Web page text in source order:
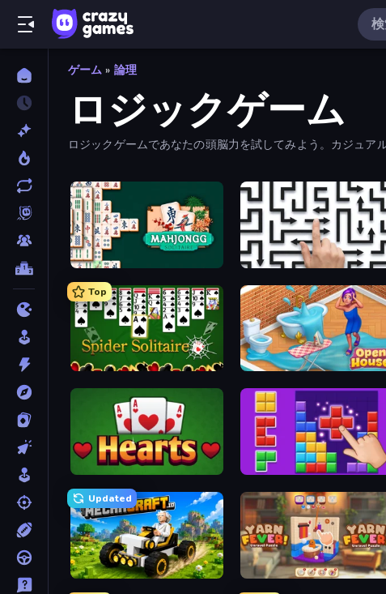
ゲーム » 論理
ロジックゲーム
ロジックゲームであなたの頭脳力を試してみよう。カジュア
Mahjongg Solitaire Arrow Escape: Puzzle
Top
Spider Solitaire Open House
BlockBuster Puzzle
Updated
Mechacraft.io Yarn Fever! Unravel Puzzle